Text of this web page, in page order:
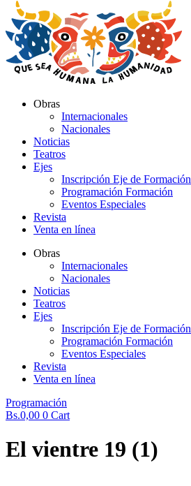
Obras
Internacionales
Nacionales
Noticias
Teatros
Ejes
Inscripción Eje de Formación
Programación Formación
Eventos Especiales
Revista
Venta en línea
Obras
Internacionales
Nacionales
Noticias
Teatros
Ejes
Inscripción Eje de Formación
Programación Formación
Eventos Especiales
Revista
Venta en línea
Programación
Bs.0,00 0 Cart
El vientre 19 (1)